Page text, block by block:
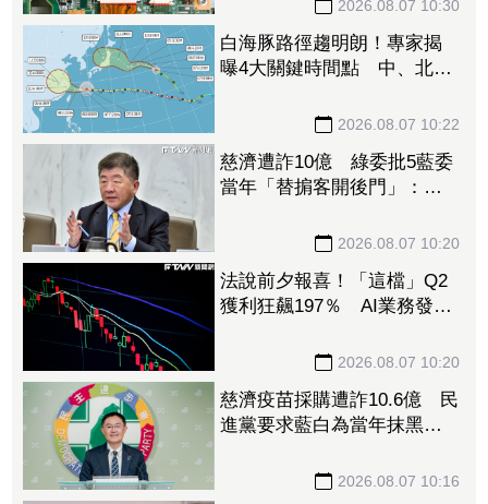
2026.08.07 10:30
白海豚路徑趨明朗！專家揭
曝4大關鍵時間點 中、北部
2026.08.07 10:22
慈濟遭詐10億 綠委批5藍委
當年「替掮客開後門」：造
2026.08.07 10:20
法說前夕報喜！「這檔」Q2
獲利狂飆197％ AI業務發威
2026.08.07 10:20
慈濟疫苗採購遭詐10.6億 民
進黨要求藍白為當年抹黑防
2026.08.07 10:16